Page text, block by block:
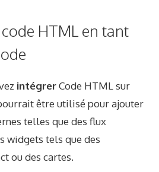
HTML en tant
intégrerCode HTML sur
être utilisé pour ajouter
telles que des flux
widgets tels que des
ou des cartes.